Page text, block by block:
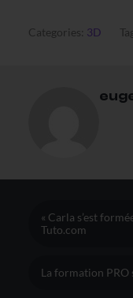
Categories: 3D
« Carla s’est
Tuto.com
La formation PRO